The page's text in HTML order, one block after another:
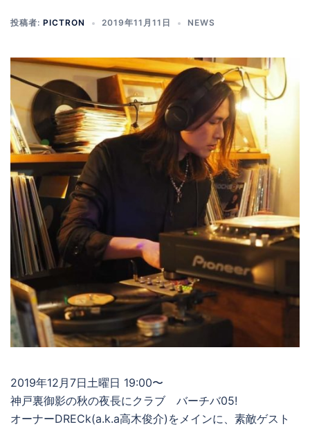
投稿者: PICTRON 2019年11月11日 NEWS
2019年12月7日土曜日 19:00〜
神戸裏御影の秋の夜長にクラブ バーチバ05!
オーナーDRECk(a.k.a高木俊介)をメインに、素敵ゲスト